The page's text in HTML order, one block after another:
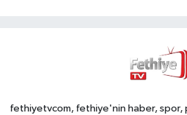
fethiyetvcom, fethiye'nin haber, spor,